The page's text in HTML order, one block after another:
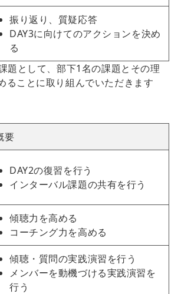
振り返り、質疑応答
DAY3に向けてのアクションを決め
る
題として、部下1名の課題とその理
ることに取り組んでいただきます
要
DAY2の復習を行う
インターバル課題の共有を行う
傾聴力を高める
コーチング力を高める
傾聴・質問の実践演習を行う
メンバーを動機づける実践演習を
行う